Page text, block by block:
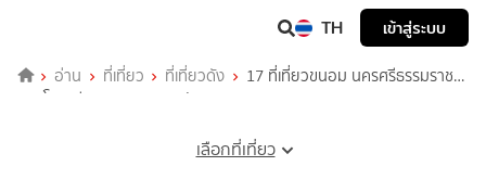
TH เข้าสู่ระบบ
อ่าน ที่เที่ยว ที่เที่ยวดัง
17 ที่เที่ยวขนอม นครศรีธรรมราช
มาดูโลมาสีชมพู ทะเลสวยๆ กัน!
เลือกที่เที่ยว